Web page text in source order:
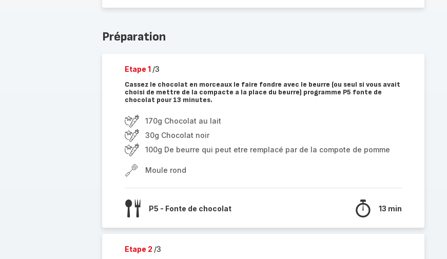
Préparation
Etape 1 /3
Cassez le chocolat en morceaux le faire fondre avec le beurre (ou seul si vous avait
choisi de mettre de la compacte a la place du beurre) programme P5 fonte de
chocolat pour 13 minutes.
170g Chocolat au lait
30g Chocolat noir
100g De beurre qui peut etre remplacé par de la compote de pomme
Moule rond
P5 - Fonte de chocolat 13 min
Etape 2 /3